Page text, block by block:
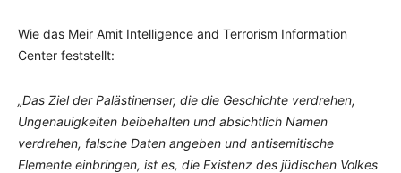
Wie das Meir Amit Intelligence and Terrorism Information
Center feststellt:
„Das Ziel der Palästinenser, die die Geschichte verdrehen,
Ungenauigkeiten beibehalten und absichtlich Namen
verdrehen, falsche Daten angeben und antisemitische
Elemente einbringen, ist es, die Existenz des jüdischen Volkes